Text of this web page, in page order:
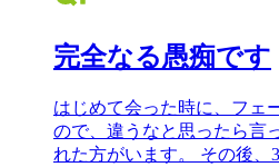
完全なる愚痴です
はじめて会った時に、フェ
ので、違うなと思ったら言
れた方がいます。 その後、